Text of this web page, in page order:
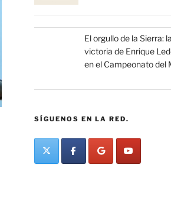
El orgullo de la Sierra:
victoria de Enrique
en el Campeonato del
SÍGUENOS EN LA RED.